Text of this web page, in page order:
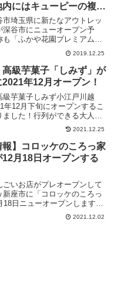
にはキューピーの複合
期待】
市埼玉県に新たなアウトレッ
深谷市にニューオープン予
も「ふかや花園プレミアム・
ト」と発表済みで、同敷地内
ピーの複合施設「深谷テラ
な仲間たちファーム」も建設
ちょっと先の話にな...
2019.12.25
高級芋菓子「しみず」が
2021年12月オープン！
級芋菓子しみず小江戸川越
年12月下旬にオープンするこ
ました！行列ができる大人気
ョップということで、スイー
芋パフェなど、どんな芋スイ
のか楽しみですね！記事内の
定日などは...
2021.12.25
報】コロッケのころっ家
月18日オープンする
ごいお店がプレオープンして
新座市に「コロッケのころっ
18日ニューオープンします！
ミどころ満載ですが、けっこ
しているので判明してる情報
2021.12.02